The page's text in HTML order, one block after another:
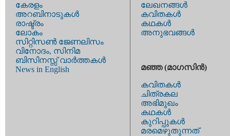
കേരളം
അറബിനാടുകള്‍
രാഷ്ട്രം
ലോകം
സിറ്റിസണ്‍ ജേണലിസം
വിനോദം, സിനിമ
ബിസിനസ്സ് വാര്‍ത്തകള്‍
News in English
ലേഖനങ്ങള്‍
കവിതകള്‍
കഥകള്‍
അനുഭവങ്ങള്‍
മഞ്ഞ (മാഗസിന്‍)
കവിതകള്‍
ചിത്രകല
അഭിമുഖം
കഥകള്‍
കുറിപ്പുകള്‍
മരമെഴുതുന്നത്